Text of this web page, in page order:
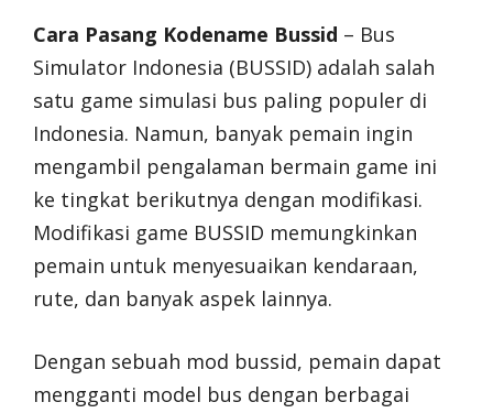
Cara Pasang Kodename Bussid – Bus
Simulator Indonesia (BUSSID) adalah salah
satu game simulasi bus paling populer di
Indonesia. Namun, banyak pemain ingin
mengambil pengalaman bermain game ini
ke tingkat berikutnya dengan modifikasi.
Modifikasi game BUSSID memungkinkan
pemain untuk menyesuaikan kendaraan,
rute, dan banyak aspek lainnya.
Dengan sebuah mod bussid, pemain dapat
mengganti model bus dengan berbagai